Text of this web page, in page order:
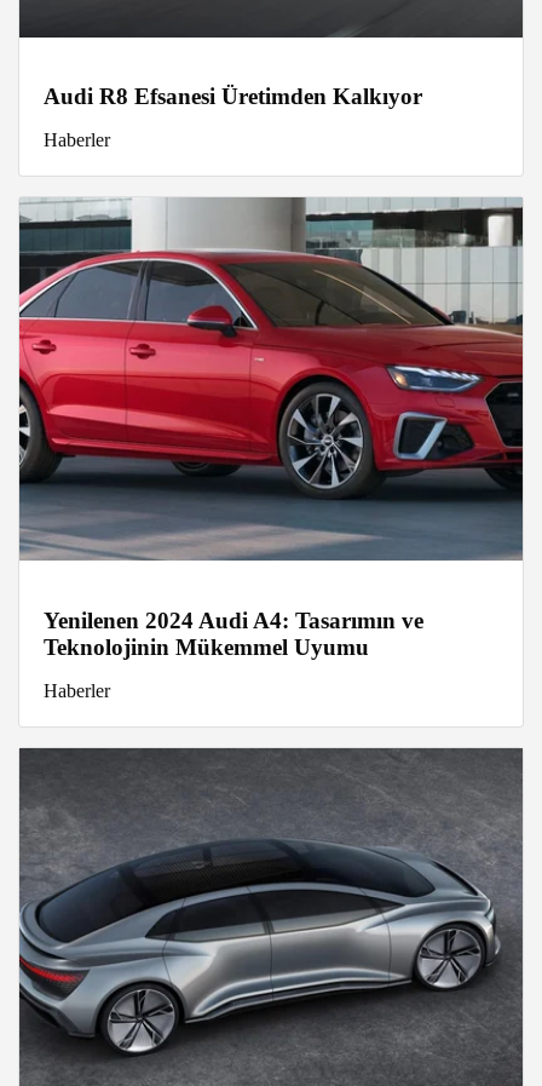
Audi R8 Efsanesi Üretimden Kalkıyor
Haberler
Yenilenen 2024 Audi A4: Tasarımın ve
Teknolojinin Mükemmel Uyumu
Haberler